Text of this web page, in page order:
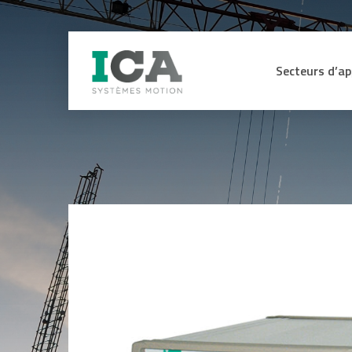
Secteurs
Secteur Médical
Energie
Engins de TP
Capteurs d’efforts et de couple
Inclinomètres